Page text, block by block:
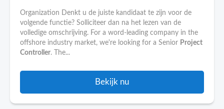
Organization Denkt u de juiste kandidaat te zijn voor de
volgende functie? Solliciteer dan na het lezen van de
volledige omschrijving. For a word-leading company in the
offshore industry market, we're looking for a Senior Project
Controller. The...
Bekijk nu